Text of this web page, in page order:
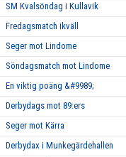
SM Kvalsöndag i Kullavik
Fredagsmatch ikväll
Seger mot Lindome
Söndagsmatch mot Lindome
En viktig poäng &#9989;
Derbydags mot 89:ers
Seger mot Kärra
Derbydax i Munkegärdehallen